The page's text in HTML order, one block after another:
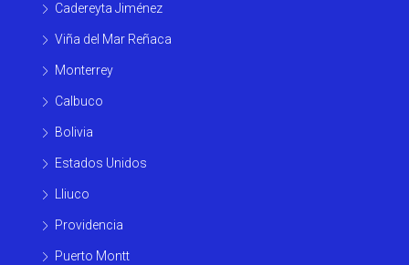
Cadereyta Jiménez
Viña del Mar Reñaca
Monterrey
Calbuco
Bolivia
Estados Unidos
Lliuco
Providencia
Puerto Montt